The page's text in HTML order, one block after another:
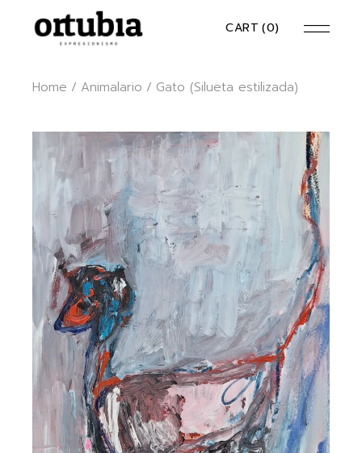
content
CART (0)
Home Animalario Gato (Silueta estilizada)